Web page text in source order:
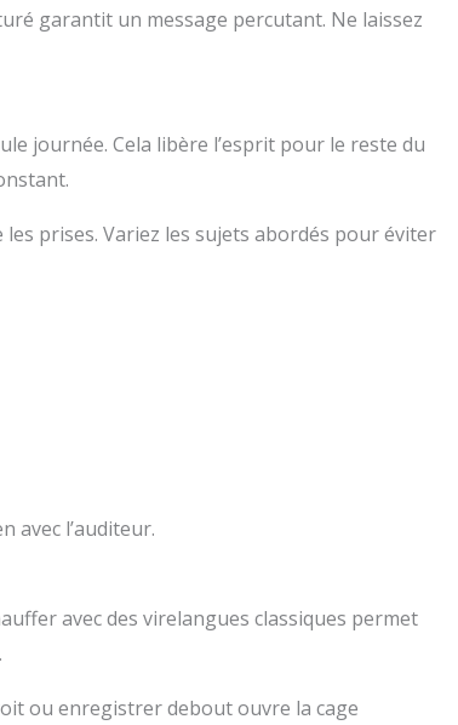
garantit un message percutant. Ne laissez
journée. Cela libère l’esprit pour le reste du
prises. Variez les sujets abordés pour éviter
avec l’auditeur.
avec des virelangues classiques permet
ou enregistrer debout ouvre la cage